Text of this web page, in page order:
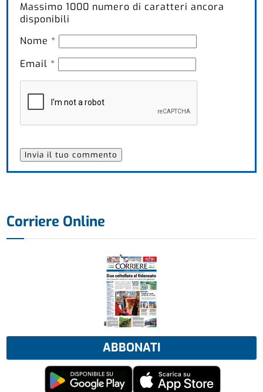
Massimo1000 numero di caratteri ancora
disponibili
Nome *
Email *
Corriere Online
ABBONATI